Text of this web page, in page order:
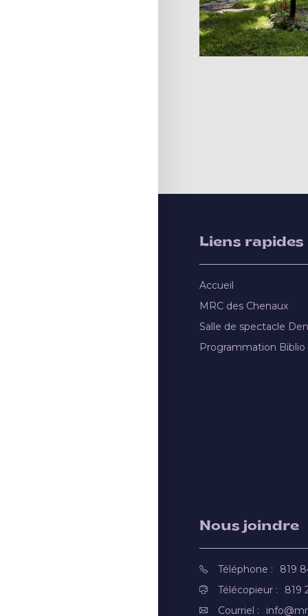
Liens rapides
Accueil
MRC des Chenaux
Salle de spectacle
Programmation Biblio
Nous joindre
Téléphone :
819
Télécopieur :
819
Courriel :